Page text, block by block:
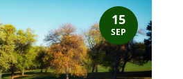
15
SEP